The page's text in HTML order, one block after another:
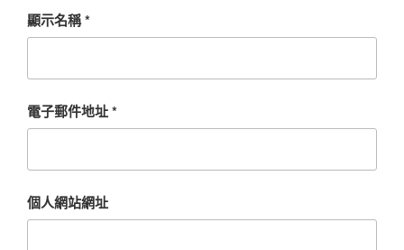
顯示名稱*
電子郵件地址*
個人網站網址